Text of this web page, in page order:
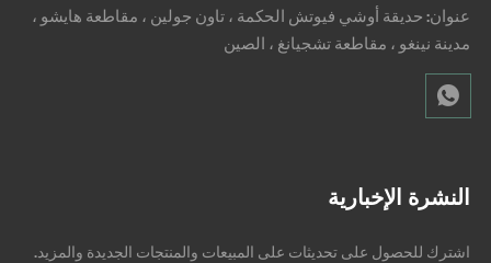
عنوان: حديقة أوشي فيوتش الحكمة ، تاون جولين ، مقاطعة هايشو ،
مدينة نينغو ، مقاطعة تشجيانغ ، الصين
النشرة الإخبارية
اشترك للحصول على تحديثات على المبيعات والمنتجات الجديدة والمزيد.